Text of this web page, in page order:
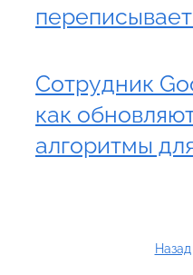
Сотрудник
как
алгоритмы
Назад